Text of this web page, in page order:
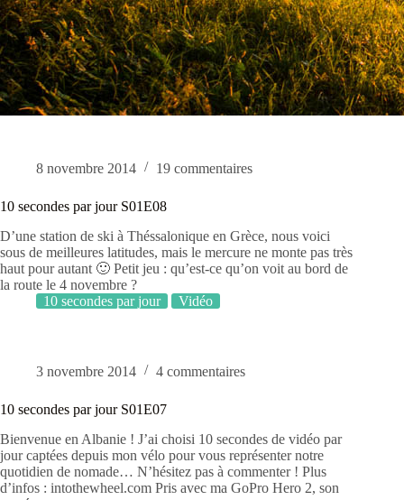
8 novembre 2014 19 commentaires
10 secondes par jour S01E08
D’une station de ski à Théssalonique en Grèce, nous voici
sous de meilleures latitudes, mais le mercure ne monte pas très
haut pour autant 🙂 Petit jeu : qu’est-ce qu’on voit au bord de
la route le 4 novembre ?
10 secondes par jour
Vidéo
3 novembre 2014 4 commentaires
10 secondes par jour S01E07
Bienvenue en Albanie ! J’ai choisi 10 secondes de vidéo par
jour captées depuis mon vélo pour vous représenter notre
quotidien de nomade… N’hésitez pas à commenter ! Plus
d’infos : intothewheel.com Pris avec ma GoPro Hero 2, son